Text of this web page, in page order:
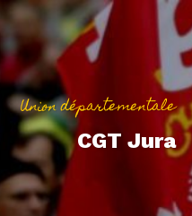
Union départementale
CGT Jura